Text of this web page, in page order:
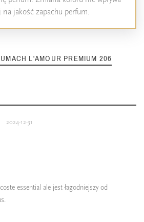
na jakość zapachu perfum.
L'AMOUR PREMIUM 206
2024-12-31
essential ale jest łagodniejszy od